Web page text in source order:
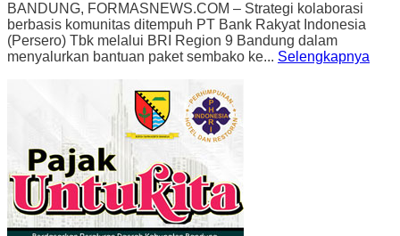
BANDUNG, FORMASNEWS.COM – Strategi kolaborasi
berbasis komunitas ditempuh PT Bank Rakyat Indonesia
(Persero) Tbk melalui BRI Region 9 Bandung dalam
menyalurkan bantuan paket sembako ke... Selengkapnya